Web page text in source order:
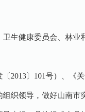
生健康委员会、林业
2013〕101号）、《
织领导，做好山南